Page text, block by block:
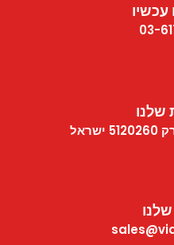
03-
שלנו